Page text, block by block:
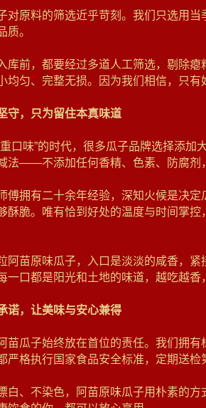
原料的筛选近乎苛刻。我们只选用当
质。
前，都要经过多道人工筛选，剔除瘪
均匀、完整无损。因为我们相信，只
守，只为留住本真味道
味”的时代，很多瓜子品牌选择添加
法——不添加任何香精、色素、防腐剂
拥有二十余年经验，深知火候是决定
酥脆。唯有恰到好处的温度与时间掌
苗原味瓜子，入口是淡淡的咸香，紧
一口都是阳光和土地的味道，越吃越香
诺，让美味与安心兼得
瓜子始终放在首位的责任。我们拥有
严格执行国家食品安全标准，定期送检
、不染色，阿苗原味瓜子用朴素的方